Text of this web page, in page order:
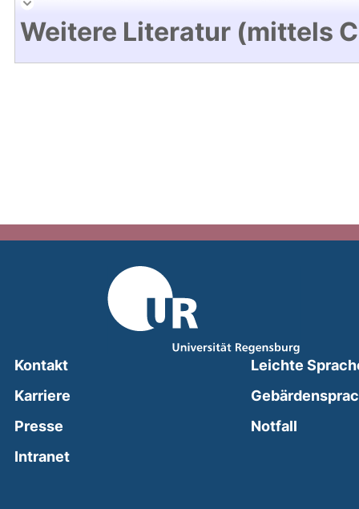
Weitere Literatur (mittels
Kontakt
Karriere
Presse
Intranet(external link, opens in a new window)
Leichte
Notfall